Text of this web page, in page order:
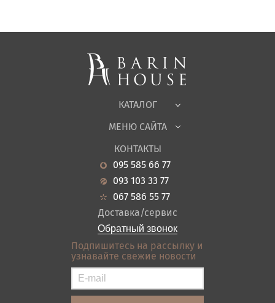
КАТАЛОГ
Спальни, Кровати
Корпусная мебель
Офисная мебель
Садовая мебель
Гостиная
Кухня
Прихожие
Ванная
Акции
МЕНЮ САЙТА
О нас
Новости
Гарантия
Кредит
Оплата и доставка
Отзывы
Контакты
Карта сайта
Условия покупки
КОНТАКТЫ
095 585 66 77
093 103 33 77
067 586 55 77
Доставка/сервис
Обратный звонок
Подпишитесь на рассылку и
узнавайте свежие новости